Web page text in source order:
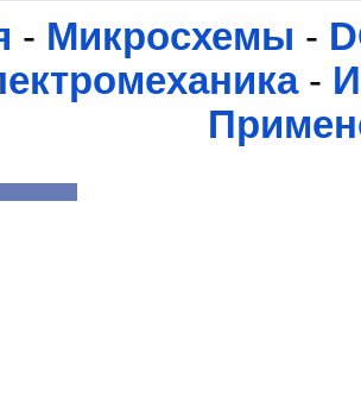
- Микросхемы -
-